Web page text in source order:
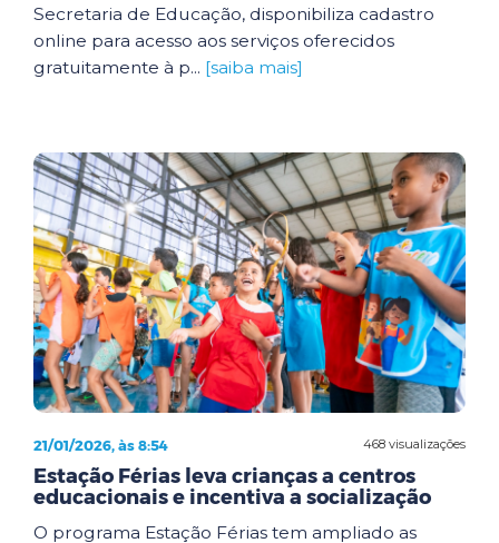
Secretaria de Educação, disponibiliza cadastro
online para acesso aos serviços oferecidos
gratuitamente à p... [saiba mais]
468 visualizações
21/01/2026, às 8:54
Estação Férias leva crianças a centros
educacionais e incentiva a socialização
O programa Estação Férias tem ampliado as